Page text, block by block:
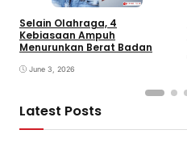
Selain Olahraga, 4
Kebiasaan Ampuh
Menurunkan Berat Badan
June 3, 2026
Latest Posts